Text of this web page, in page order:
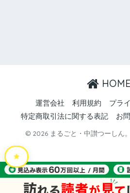
HOME
運営会社 利用規約
プラ
特定商取引法に関する表記
お
© 2026 まるごと・中讃つーしん